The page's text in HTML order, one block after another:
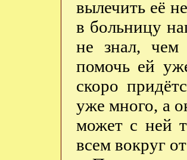
вылечить её
в больницу
не знал, чем
помочь ей
скоро
уже много, а
может с ней
всем вокруг